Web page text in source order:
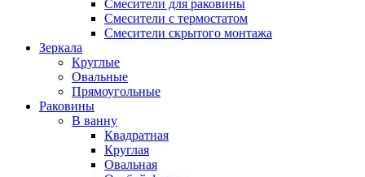
Смесители для раковины
Смесители с термостатом
Смесители скрытого монтажа
Зеркала
Круглые
Овальные
Прямоугольные
Раковины
В ванну
Квадратная
Круглая
Овальная